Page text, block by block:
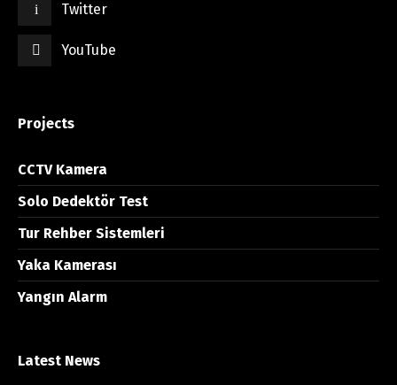
Twitter
YouTube
Projects
CCTV Kamera
Solo Dedektör Test
Tur Rehber Sistemleri
Yaka Kamerası
Yangın Alarm
Latest News